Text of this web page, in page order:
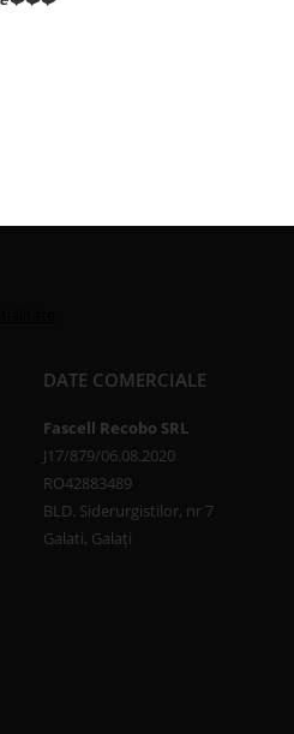
DATE COMERCIALE
Fascell Recobo SRL
J17/879/06.08.2020
RO42883489
BLD. Siderurgistilor, nr 7
Galati, Galați